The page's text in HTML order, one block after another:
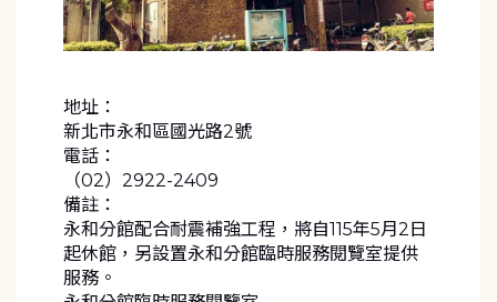
地址：
新北市永和區國光路2號
電話：
（02）2922-2409
備註：
永和分館配合耐震補強工程，將自115年5月2日
起休館，另設置永和分館臨時服務閱覽室提供
服務。